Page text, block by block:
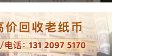
价格及收购渠道